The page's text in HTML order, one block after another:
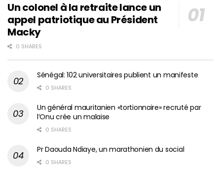
Un colonel à la retraite lance un
appel patriotique au Président
Macky
0 SHARES
Sénégal: 102 universitaires publient un manifeste
0 SHARES
Un général mauritanien «tortionnaire» recruté par
l’Onu crée un malaise
0 SHARES
Pr Daouda Ndiaye, un marathonien du social
0 SHARES